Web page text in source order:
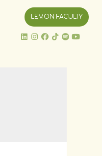
LEMON FACULTY